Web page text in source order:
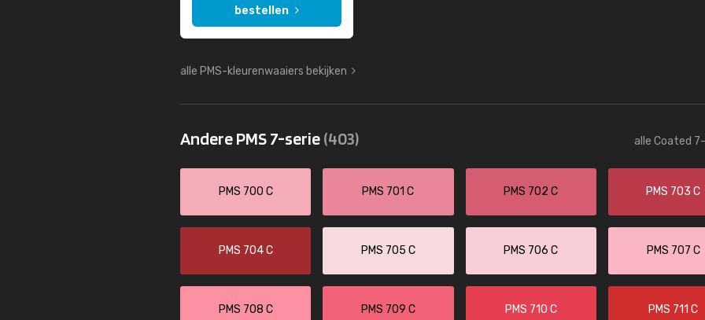
bestellen
alle PMS-kleurenwaaiers bekijken
Andere PMS 7-serie(403) alle Coated
PMS 700 C PMS 701 C PMS 702 C PMS 703 C
PMS 704 C PMS 705 C PMS 706 C PMS 707 C
PMS 708 C PMS 709 C PMS 710 C PMS 711 C